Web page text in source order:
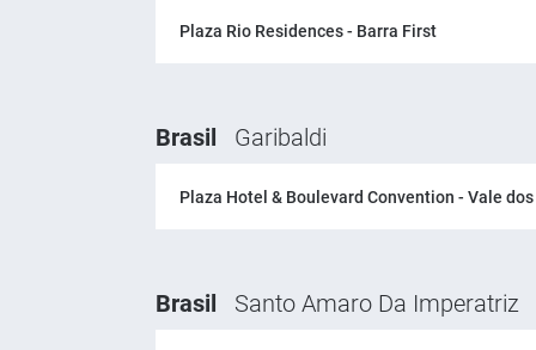
Plaza Rio Residences - Barra First
Brasil Garibaldi
Plaza Hotel & Boulevard Convention - Vale
Brasil Santo Amaro Da Imperatriz